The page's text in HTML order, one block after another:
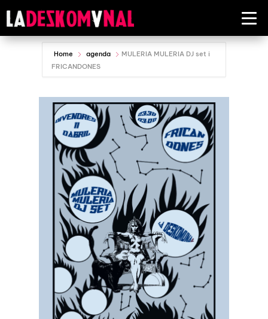
Home agenda
MULERIA MULERIA DJ set i
FRICANDONES